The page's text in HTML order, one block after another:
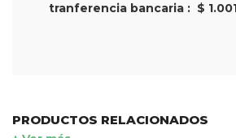
tranferencia bancaria : $
PRODUCTOS RELACIONADOS